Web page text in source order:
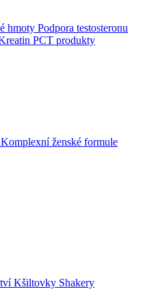
hmoty Podpora testosteronu
PCT produkty
Komplexní ženské formule
Kšiltovky Shakery